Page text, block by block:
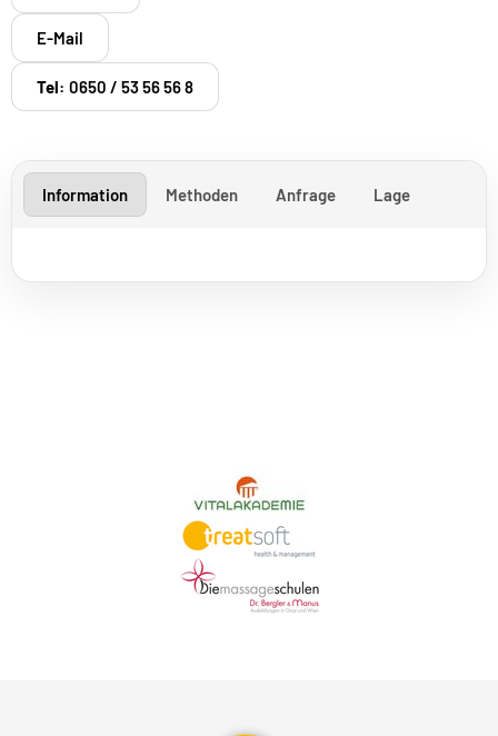
E-Mail
Tel: 0650 / 53 56 56 8
Information Methoden Anfrage Lage